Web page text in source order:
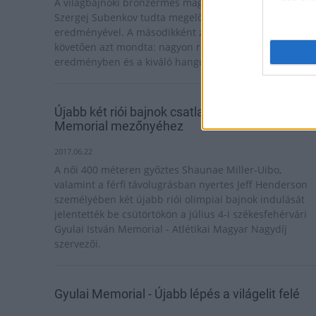
Szergej Subenkov tudta megelőzni a világ idei legjobb
eredményével. A másodikként záró Baji a versenyt
követően azt mondta: nagyon reménykedett egy jó
eredményben és a kiváló hangulat "kihozta" belőle.
Újabb két riói bajnok csatlakozott a Gyulai
Memorial mezőnyéhez
2017.06.22
A női 400 méteren győztes Shaunae Miller-Uibo,
valamint a férfi távolugrásban nyertes Jeff Henderson
személyében két újabb riói olimpiai bajnok indulását
jelentették be csütörtökön a július 4-i székesfehérvári
Gyulai István Memorial - Atlétikai Magyar Nagydíj
szervezői.
Gyulai Memorial - Újabb lépés a világelit felé